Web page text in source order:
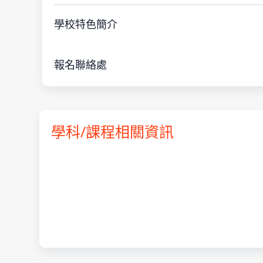
學校特色簡介
報名聯絡處
學科/課程相關資訊